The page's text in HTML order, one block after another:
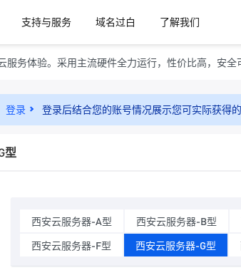
支持与服务 域名过白
了解我们
服务体验。采用主流硬件全力运行，性价比高，安全
登录 登录后结合您的账号情况展示您可实际获得
型
西安云服务器-A型
西安云服务器-B型
西安云服务器-F型
西安云服务器-G型